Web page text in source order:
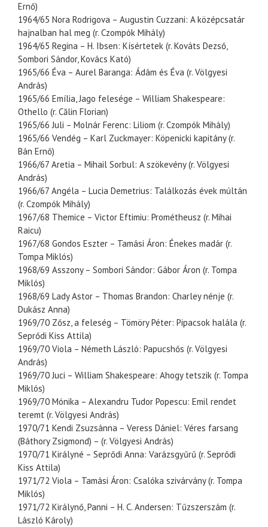
Ernő)
1964/65 Nora Rodrigova – Augustin Cuzzani: A középcsatár
hajnalban hal meg (r. Czompók Mihály)
1964/65 Regina – H. Ibsen: Kísértetek (r. Kováts Dezső,
Sombori Sándor, Kovács Kató)
1965/66 Éva – Aurel Baranga: Ádám és Éva (r. Völgyesi
András)
1965/66 Emília, Jago felesége – William Shakespeare:
Othello (r. Călin Florian)
1965/66 Juli – Molnár Ferenc: Liliom (r. Czompók Mihály)
1965/66 Vendég – Karl Zuckmayer: Köpenicki kapitány (r.
Bán Ernő)
1966/67 Aretia – Mihail Sorbul: A szökevény (r. Völgyesi
András)
1966/67 Angéla – Lucia Demetrius: Találkozás évek múltán
(r. Czompók Mihály)
1967/68 Themice – Victor Eftimiu: Prométheusz (r. Mihai
Raicu)
1967/68 Gondos Eszter – Tamási Áron: Énekes madár (r.
Tompa Miklós)
1968/69 Asszony – Sombori Sándor: Gábor Áron (r. Tompa
Miklós)
1968/69 Lady Astor – Thomas Brandon: Charley nénje (r.
Dukász Anna)
1969/70 Zősz, a feleség – Tömöry Péter: Pipacsok halála (r.
Seprődi Kiss Attila)
1969/70 Viola – Németh László: Papucshős (r. Völgyesi
András)
1969/70 Juci – William Shakespeare: Ahogy tetszik (r. Tompa
Miklós)
1969/70 Mónika – Alexandru Tudor Popescu: Emil rendet
teremt (r. Völgyesi András)
1970/71 Kendi Zsuzsánna – Veress Dániel: Véres farsang
(Báthory Zsigmond) – (r. Völgyesi András)
1970/71 Királyné – Seprődi Anna: Varázsgyűrű (r. Seprődi
Kiss Attila)
1971/72 Viola – Tamási Áron: Csalóka szivárvány (r. Tompa
Miklós)
1971/72 Királynő, Panni – H. C. Andersen: Tűzszerszám (r.
László Károly)